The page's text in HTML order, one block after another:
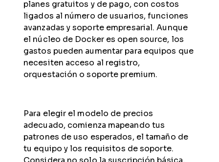
planes gratuitos y de pago, con costos
ligados al número de usuarios, funciones
avanzadas y soporte empresarial. Aunque
el núcleo de Docker es open source, los
gastos pueden aumentar para equipos que
necesiten acceso al registro,
orquestación o soporte premium.
Para elegir el modelo de precios
adecuado, comienza mapeando tus
patrones de uso esperados, el tamaño de
tu equipo y los requisitos de soporte.